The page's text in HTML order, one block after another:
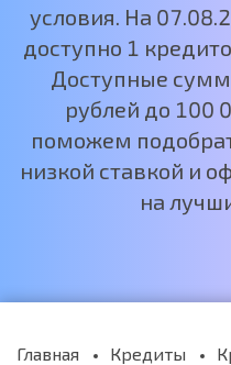
условия. На
доступно 1
Доступные
рублей до 100
поможем
низкой ставкой и
на
Главная Кредиты